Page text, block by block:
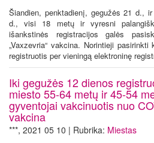
Šiandien, penktadienį, gegužės 21 d.,
d., visi 18 metų ir vyresni
išankstinės registracijos galės
„Vaxzevria“ vakcina. Norintieji
registruotis per vieningą elektroninę
Iki gegužės 12 dienos
miesto 55-64 metų ir 45-54
gyventojai vakcinuotis nuo
vakcina
***, 2021 05 10 | Rubrika: Miestas